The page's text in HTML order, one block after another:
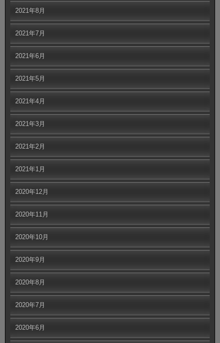
2021年8月
2021年7月
2021年6月
2021年5月
2021年4月
2021年3月
2021年2月
2021年1月
2020年12月
2020年11月
2020年10月
2020年9月
2020年8月
2020年7月
2020年6月